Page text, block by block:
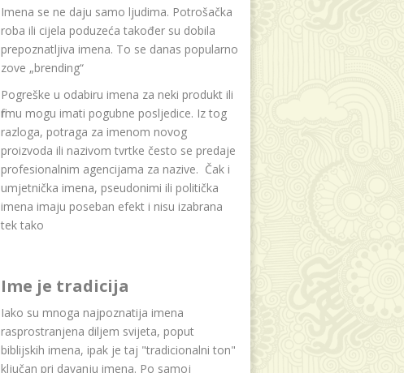
Imena se ne daju samo ljudima. Potrošačka
roba ili cijela poduzeća također su dobila
prepoznatljiva imena. To se danas popularno
zove „brending“
Pogreške u odabiru imena za neki produkt ili
firmu mogu imati pogubne posljedice. Iz tog
razloga, potraga za imenom novog
proizvoda ili nazivom tvrtke često se predaje
profesionalnim agencijama za nazive. Čak i
umjetnička imena, pseudonimi ili politička
imena imaju poseban efekt i nisu izabrana
tek tako
Ime je tradicija
Iako su mnoga najpoznatija imena
rasprostranjena diljem svijeta, poput
biblijskih imena, ipak je taj "tradicionalni ton"
ključan pri davanju imena. Po samoj